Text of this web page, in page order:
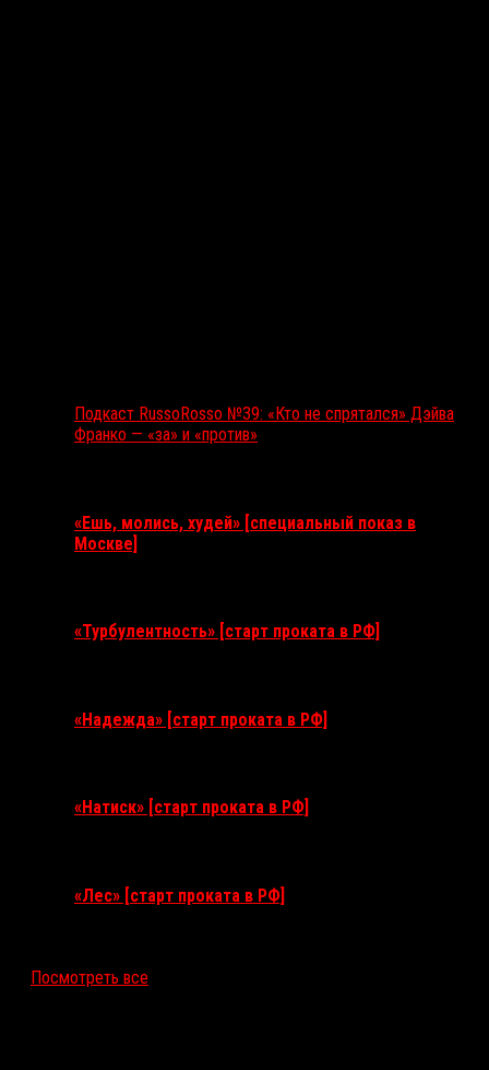
Подкаст RussoRosso №39: «Кто не спрятался» Дэйва
Франко — «за» и «против»
«Ешь, молись, худей» [специальный показ в
Москве]
«Турбулентность» [старт проката в РФ]
«Надежда» [старт проката в РФ]
«Натиск» [старт проката в РФ]
«Лес» [старт проката в РФ]
Посмотреть все